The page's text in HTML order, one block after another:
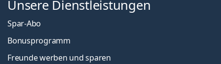
Unsere Dienstleistungen
Spar-Abo
Bonusprogramm
Freunde werben und sparen